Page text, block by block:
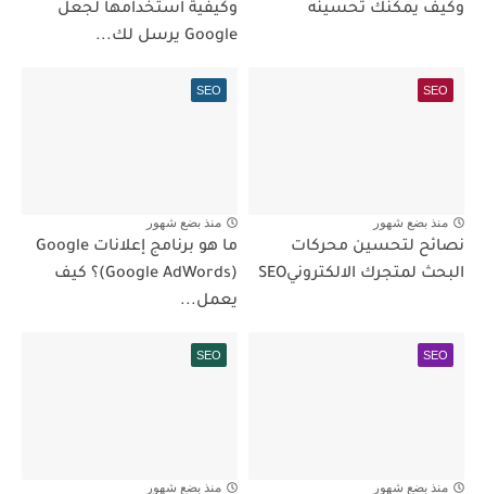
وكيف يمكنك تحسينه
وكيفية استخدامها لجعل
Google يرسل لك...
SEO
منذ بضع شهور
نصائح لتحسين محركات
البحث لمتجرك الالكترونيSEO
SEO
منذ بضع شهور
ما هو برنامج إعلانات Google
(Google AdWords)؟ كيف
يعمل...
SEO
منذ بضع شهور
SEO
منذ بضع شهور